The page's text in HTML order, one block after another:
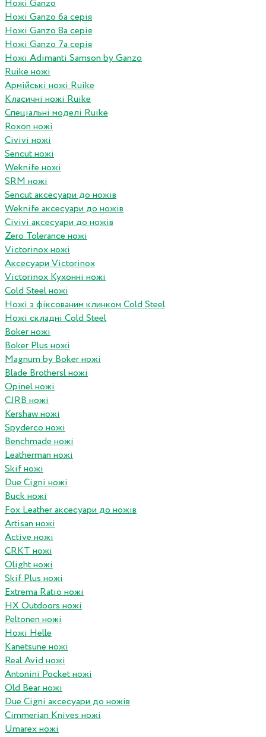
Ножі Ganzo
Ножі Ganzo 6а серія
Ножі Ganzo 8а серія
Ножі Ganzo 7а серія
Ножі Adimanti Samson by Ganzo
Ruike ножі
Армійські ножі Ruike
Класичні ножі Ruike
Спеціальні моделі Ruike
Roxon ножi
Civivi ножі
Sencut ножі
Weknife ножі
SRM ножі
Sencut аксесуари до ножів
Weknife аксесуари до ножів
Civivi аксесуари до ножів
Zero Tolerance ножі
Victorinox ножі
Аксесуари Victorinox
Victorinox Кухонні ножі
Cold Steel ножі
Ножі з фіксованим клинком Cold Steel
Ножі складні Cold Steel
Boker ножі
Boker Plus ножі
Magnum by Boker ножі
Blade Brothersl ножі
Opinel ножі
CJRB ножі
Kershaw ножі
Spyderco ножі
Benchmade ножі
Leatherman ножі
Skif ножі
Due Cigni ножі
Buck ножі
Fox Leather аксесуари до ножів
Artisan ножі
Active ножі
CRKT ножі
Olight ножі
Skif Plus ножі
Extrema Ratio ножі
HX Outdoors ножі
Peltonen ножі
Ножі Helle
Kanetsune ножі
Real Avid ножі
Antonini Pocket ножі
Old Bear ножі
Due Cigni аксесуари до ножів
Cimmerian Knives ножі
Umarex ножі